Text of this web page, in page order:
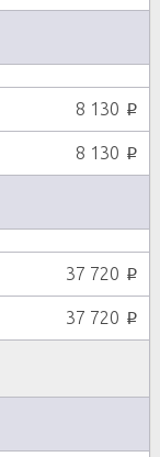
8 130 p
8 130 p
37 720 p
37 720 p